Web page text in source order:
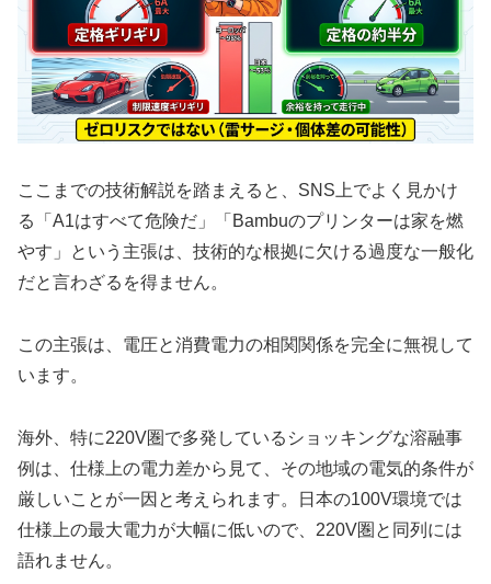
ここまでの技術解説を踏まえると、SNS上でよく見かけ
る「A1はすべて危険だ」「Bambuのプリンターは家を燃
やす」という主張は、技術的な根拠に欠ける過度な一般化
だと言わざるを得ません。
この主張は、電圧と消費電力の相関関係を完全に無視して
います。
海外、特に220V圏で多発しているショッキングな溶融事
例は、仕様上の電力差から見て、その地域の電気的条件が
厳しいことが一因と考えられます。日本の100V環境では
仕様上の最大電力が大幅に低いので、220V圏と同列には
語れません。